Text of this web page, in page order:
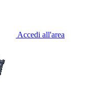
Accedi all'area